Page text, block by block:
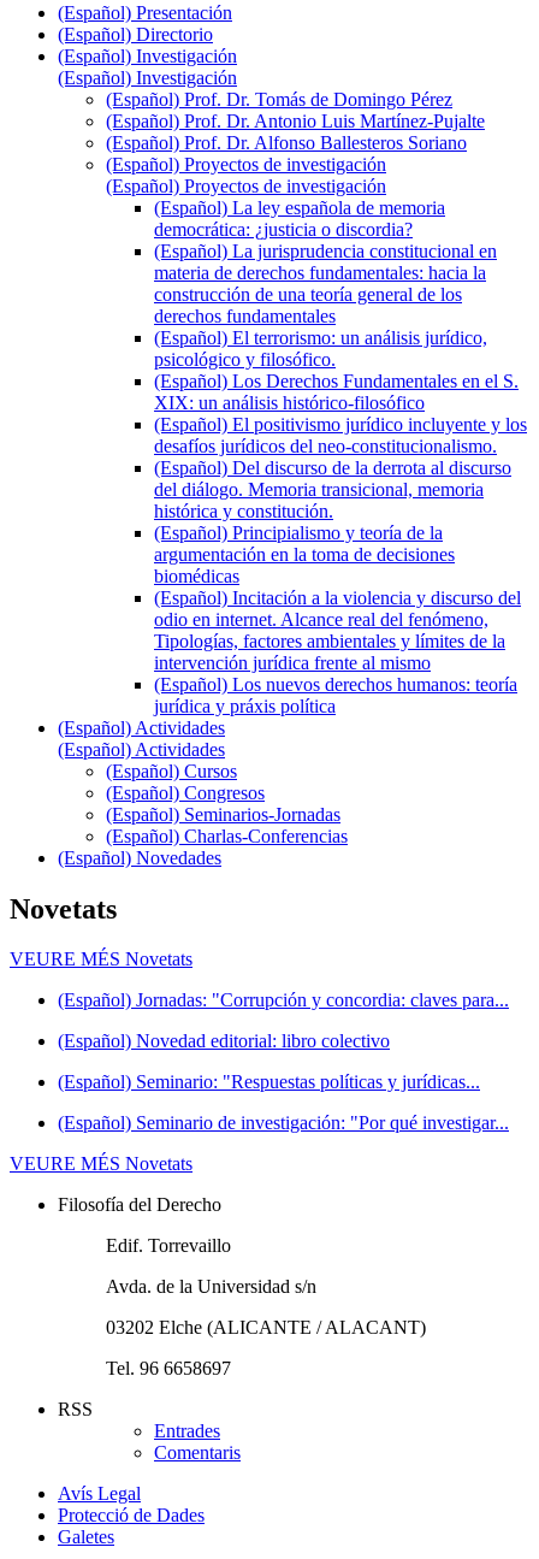
(Español) Presentación
(Español) Directorio
(Español) Investigación
(Español) Investigación
(Español) Prof. Dr. Tomás de Domingo Pérez
(Español) Prof. Dr. Antonio Luis Martínez-Pujalte
(Español) Prof. Dr. Alfonso Ballesteros Soriano
(Español) Proyectos de investigación
(Español) Proyectos de investigación
(Español) La ley española de memoria
democrática: ¿justicia o discordia?
(Español) La jurisprudencia constitucional en
materia de derechos fundamentales: hacia la
construcción de una teoría general de los
derechos fundamentales
(Español) El terrorismo: un análisis jurídico,
psicológico y filosófico.
(Español) Los Derechos Fundamentales en el S.
XIX: un análisis histórico-filosófico
(Español) El positivismo jurídico incluyente y los
desafíos jurídicos del neo-constitucionalismo.
(Español) Del discurso de la derrota al discurso
del diálogo. Memoria transicional, memoria
histórica y constitución.
(Español) Principialismo y teoría de la
argumentación en la toma de decisiones
biomédicas
(Español) Incitación a la violencia y discurso del
odio en internet. Alcance real del fenómeno,
Tipologías, factores ambientales y límites de la
intervención jurídica frente al mismo
(Español) Los nuevos derechos humanos: teoría
jurídica y práxis política
(Español) Actividades
(Español) Actividades
(Español) Cursos
(Español) Congresos
(Español) Seminarios-Jornadas
(Español) Charlas-Conferencias
(Español) Novedades
Novetats
VEURE MÉS Novetats
(Español) Jornadas: "Corrupción y concordia: claves para...
(Español) Novedad editorial: libro colectivo
(Español) Seminario: "Respuestas políticas y jurídicas...
(Español) Seminario de investigación: "Por qué investigar...
VEURE MÉS Novetats
Filosofía del Derecho
Edif. Torrevaillo
Avda. de la Universidad s/n
03202 Elche (ALICANTE / ALACANT)
Tel. 96 6658697
RSS
Entrades
Comentaris
Avís Legal
Protecció de Dades
Galetes